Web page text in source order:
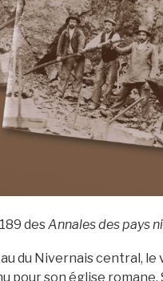
desAnnales des pays
du Nivernais central, le
pour son église